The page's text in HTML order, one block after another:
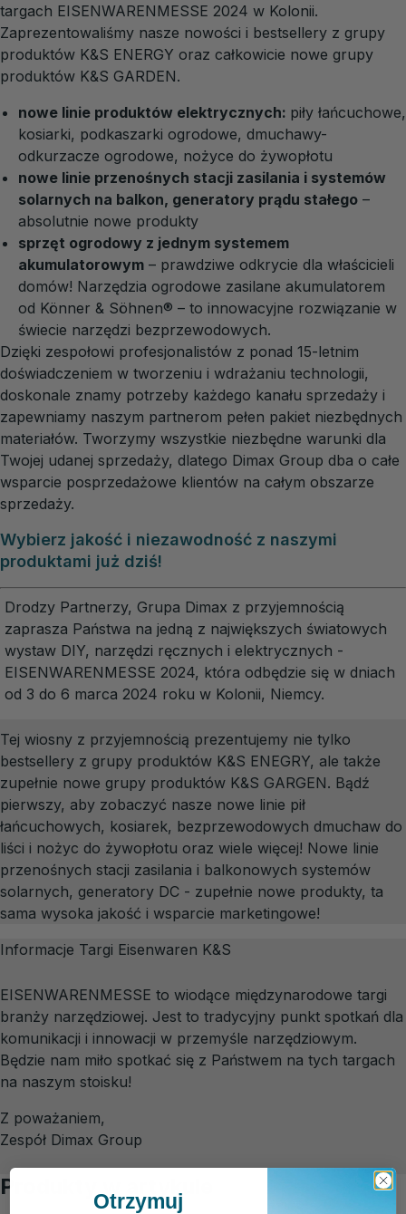
targach EISENWARENMESSE 2024 w Kolonii.
Zaprezentowaliśmy nasze nowości i bestsellery z grupy
produktów K&S ENERGY oraz całkowicie nowe grupy
produktów K&S GARDEN.
nowe linie produktów elektrycznych: piły łańcuchowe,
kosiarki, podkaszarki ogrodowe, dmuchawy-
odkurzacze ogrodowe, nożyce do żywopłotu
nowe linie przenośnych stacji zasilania i systemów
solarnych na balkon, generatory prądu stałego –
absolutnie nowe produkty
sprzęt ogrodowy z jednym systemem
akumulatorowym – prawdziwe odkrycie dla właścicieli
domów! Narzędzia ogrodowe zasilane akumulatorem
od Könner & Söhnen® – to innowacyjne rozwiązanie w
świecie narzędzi bezprzewodowych.
Dzięki zespołowi profesjonalistów z ponad 15-letnim
doświadczeniem w tworzeniu i wdrażaniu technologii,
doskonale znamy potrzeby każdego kanału sprzedaży i
zapewniamy naszym partnerom pełen pakiet niezbędnych
materiałów. Tworzymy wszystkie niezbędne warunki dla
Twojej udanej sprzedaży, dlatego Dimax Group dba o całe
wsparcie posprzedażowe klientów na całym obszarze
sprzedaży.
Wybierz jakość i niezawodność z naszymi
produktami już dziś!
Drodzy Partnerzy, Grupa Dimax z przyjemnością
zaprasza Państwa na jedną z największych światowych
wystaw DIY, narzędzi ręcznych i elektrycznych -
EISENWARENMESSE 2024, która odbędzie się w dniach
od 3 do 6 marca 2024 roku w Kolonii, Niemcy.
Tej wiosny z przyjemnością prezentujemy nie tylko
bestsellery z grupy produktów K&S ENEGRY, ale także
zupełnie nowe grupy produktów K&S GARGEN. Bądź
pierwszy, aby zobaczyć nasze nowe linie pił
łańcuchowych, kosiarek, bezprzewodowych dmuchaw do
liści i nożyc do żywopłotu oraz wiele więcej! Nowe linie
przenośnych stacji zasilania i balkonowych systemów
solarnych, generatory DC - zupełnie nowe produkty, ta
sama wysoka jakość i wsparcie marketingowe!
Informacje Targi Eisenwaren K&S
EISENWARENMESSE to wiodące międzynarodowe targi
branży narzędziowej. Jest to tradycyjny punkt spotkań dla
komunikacji i innowacji w przemyśle narzędziowym.
Będzie nam miło spotkać się z Państwem na tych targach
na naszym stoisku!
Z poważaniem,
Zespół Dimax Group
Produkty w artykule
Otrzymuj